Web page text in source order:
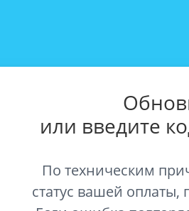
или введите
По техническим
статус вашей оплаты,